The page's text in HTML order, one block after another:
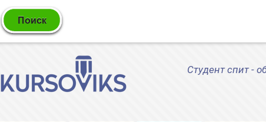
Студент спит -